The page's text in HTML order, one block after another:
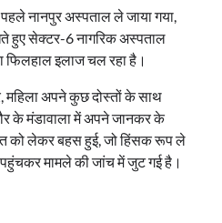
नानपुर अस्पताल ले जाया गया,
हुए सेक्टर-6 नागरिक अस्पताल
फिलहाल इलाज चल रहा है।
महिला अपने कुछ दोस्तों के साथ
के मंडावाला में अपने जानकर के
को लेकर बहस हुई, जो हिंसक रूप ले
मामले की जांच में जुट गई है।